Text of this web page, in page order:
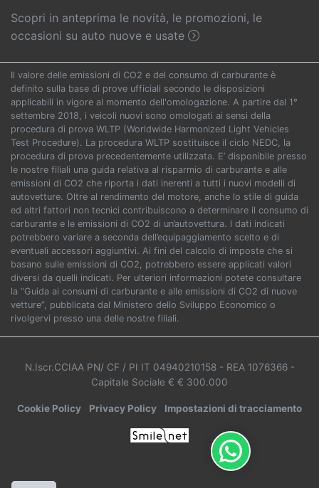
Scopri in anteprima le novità, le promozioni, le
occasioni su auto nuove e usate
Il valore delle emissioni di CO2 e del consumo di carburante è
definito sulla base di prove ufficiali secondo le disposizioni
applicabili in vigore al momento dell'omologazione. A partire dal 1°
settembre 2018, i veicoli nuovi sono omologati ai sensi della
procedura di prova WLTP (Worldwide Harmonized Light Vehicles
Test Procedure). La procedura WLTP sostituisce il ciclo NEDC, la
procedura di prova precedentemente utilizzata. E’ disponibile presso
le nostre filiali una guida relativa al risparmio di carburante e alle
emissioni di CO2 che riporta i dati inerenti a tutti i nuovi modelli di
autovetture. Oltre al rendimento del motore, anche lo stile di guida
ed altri fattori non tecnici contribuiscono a determinare il consumo di
carburante e le emissioni di CO2 di un’autovettura. I dati indicati
potrebbero variare a seconda dell’equipaggiamento scelto e di
eventuali accessori aggiuntivi. Ai fini del calcolo di imposte che si
basano sulle emissioni di CO2, potrebbero essere applicati valori
diversi da quelli indicati. Per ulteriori informazioni potete consultare
la “Guida ai consumi di carburante e alle emissioni di CO2 di nuove
vetture”, pubblicata dal Ministero dello Sviluppo Economico o
rivolgervi presso una delle nostre filiali.
N.Iscr.CCIAA PN/ CF / PI IT 04940210158 - REA 1076366 -
Capitale Sociale € € 300.000
Cookie Policy Privacy Policy Impostazioni di tracciamento